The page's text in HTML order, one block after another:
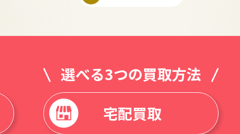
選べる3つの買取方法
宅配買取